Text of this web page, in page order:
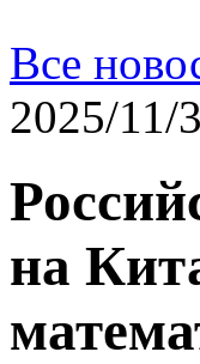
Все
2025/11/
на